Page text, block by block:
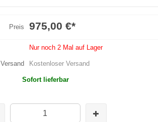
Preis 975,00 €*
Nur noch 2 Mal auf Lager
Versand Kostenloser Versand
Sofort lieferbar